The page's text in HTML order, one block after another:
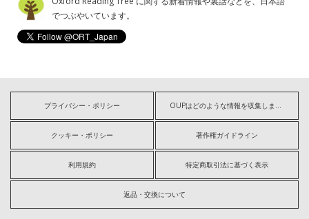
でつぶやいています。
プライバシー・ポリシー
クッキー・ポリシー 著作権ガイドライン
利用規約 特定商取引法に基づく表示
返品・交換について